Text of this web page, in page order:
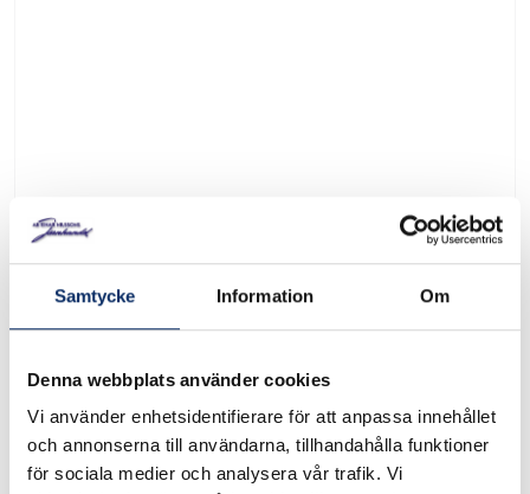
Samtycke Information Om
Denna webbplats använder cookies
Vi använder enhetsidentifierare för att anpassa innehållet
och annonserna till användarna, tillhandahålla funktioner
för sociala medier och analysera vår trafik. Vi
Grillspett 40 cm 4 st/förp.